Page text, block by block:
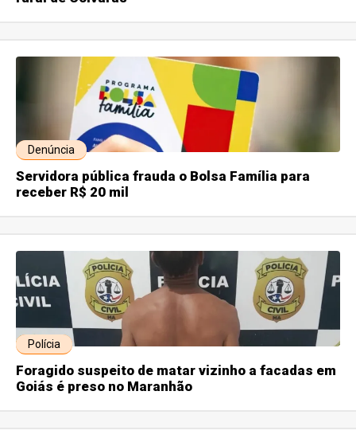
Denúncia
Servidora pública frauda o Bolsa Família para
receber R$ 20 mil
Polícia
Foragido suspeito de matar vizinho a facadas em
Goiás é preso no Maranhão